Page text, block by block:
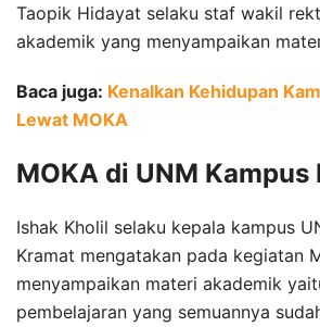
Taopik Hidayat selaku staf wakil
akademik yang menyampaikan
Baca juga: Kenalkan Kehidupan
Lewat MOKA
MOKA di UNM Kampus
Ishak Kholil selaku kepala kampus
Kramat mengatakan pada kegiatan
menyampaikan materi akademik
pembelajaran yang semuannya